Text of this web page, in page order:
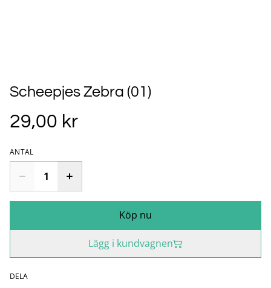
Scheepjes Zebra (01)
29,00 kr
ANTAL
Köp nu
Lägg i kundvagnen
DELA